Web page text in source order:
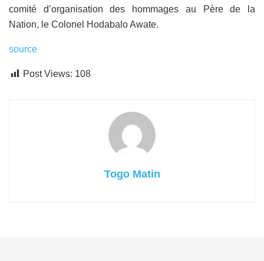
comité d’organisation des hommages au Père de la
Nation, le Colonel Hodabalo Awate.
source
Post Views: 108
Togo Matin